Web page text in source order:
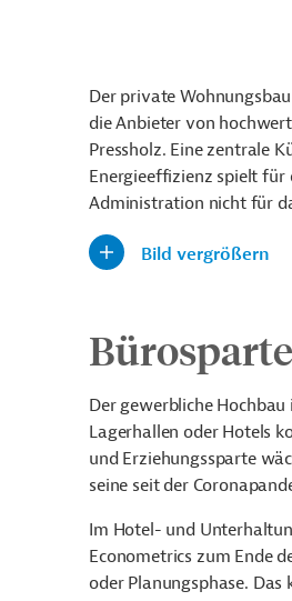
Der private
die Anbieter von
Pressholz. Eine zentrale
Energieeffizienz spielt für
Administration nicht für
Bild vergrößern
Der gewerbliche
Lagerhallen oder Hotels
und Erziehungssparte
seine seit der
Im Hotel- und
Econometrics zum Ende
oder Planungsphase.